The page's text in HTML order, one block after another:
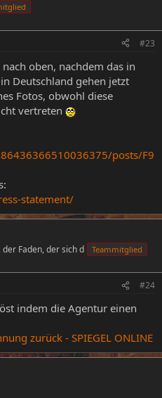
#23
oben, nachdem das in
Deutschland gehen jetzt
Fotos, obwohl diese
vertreten
posts/F9
statement/
Faden, der sich d Teammitglied
#24
indem die Agentur einen
zurück - SPIEGEL ONLINE